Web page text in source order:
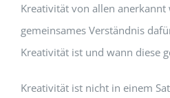
Kreativität von allen
gemeinsames Verständnis
Kreativität ist und wann diese
Kreativität ist nicht in einem